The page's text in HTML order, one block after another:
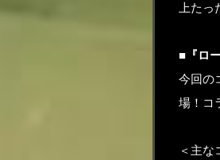
上た
■『ロ
今回の
場！コ
＜主な